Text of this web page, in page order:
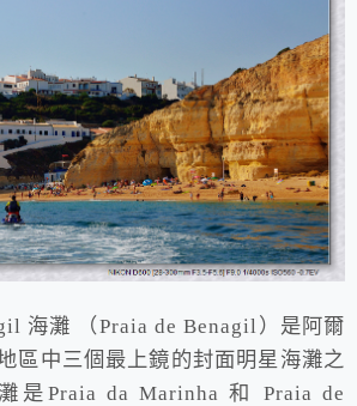
海灘 （Praia de Benagil）是阿爾
區中三個最上鏡的封面明星海灘之
是Praia da Marinha 和 Praia de